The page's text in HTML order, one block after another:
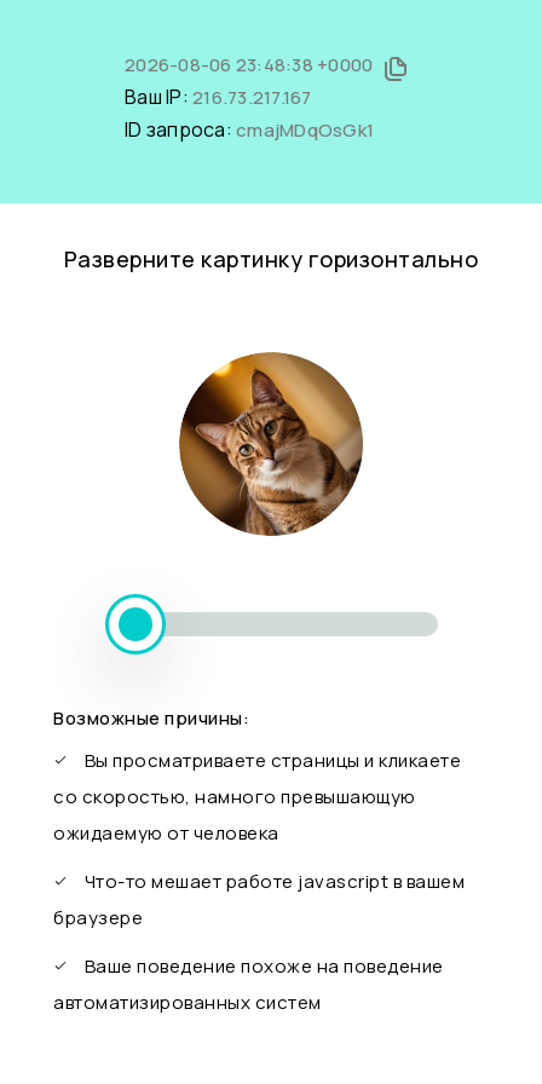
2026-08-06 23:48:38 +0000
Ваш IP: 216.73.217.167
ID запроса: cmajMDqOsGk1
Разверните картинку горизонтально
Возможные причины:
Вы просматриваете страницы и кликаете
со скоростью, намного превышающую
ожидаемую от человека
Что-то мешает работе javascript в вашем
браузере
Ваше поведение похоже на поведение
автоматизированных систем